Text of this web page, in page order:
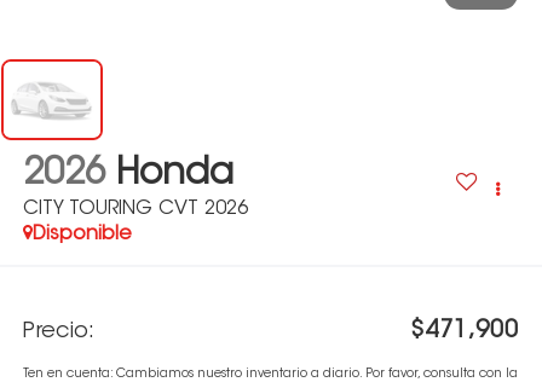
2026 Honda
CITY TOURING CVT 2026
Disponible
Precio: $471,900
Ten en cuenta: Cambiamos nuestro inventario a diario. Por favor, consulta con la